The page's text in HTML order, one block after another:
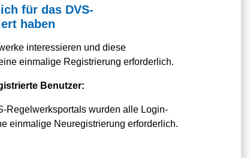
für das DVS-
haben
interessieren und diese
einmalige Registrierung erforderlich.
Benutzer:
Regelwerksportals wurden alle Login-
einmalige Neuregistrierung erforderlich.